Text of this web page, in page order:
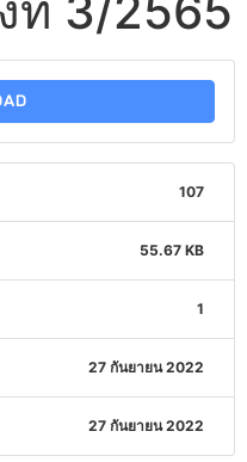
107
55.67 KB
1
27 กันยายน 2022
27 กันยายน 2022